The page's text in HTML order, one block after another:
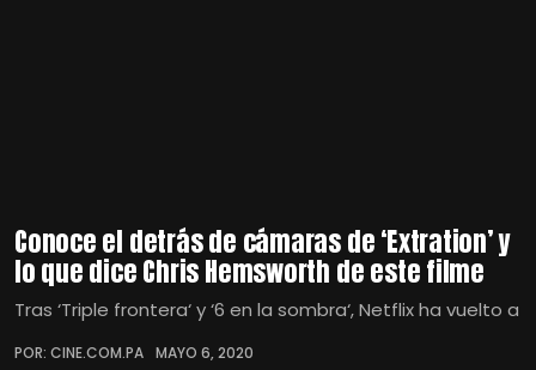
Conoce el detrás de cámaras de ‘Extration’ y
lo que dice Chris Hemsworth de este filme
Tras ‘Triple frontera‘ y ‘6 en la sombra‘, Netflix ha vuelto a
POR: CINE.COM.PA MAYO 6, 2020